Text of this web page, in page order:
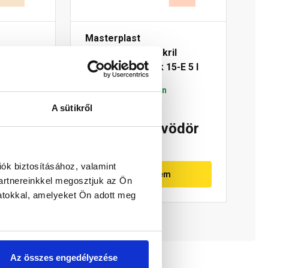
A sütikről
biztosításához, valamint
megosztjuk az Ön
amelyeket Ön adott meg
Az összes engedélyezése
Masterplast
Thermomaster akril
homlokzatfesték 15-E 5 l
Gyártói készleten
18 910 Ft/ vödör
Megnézem